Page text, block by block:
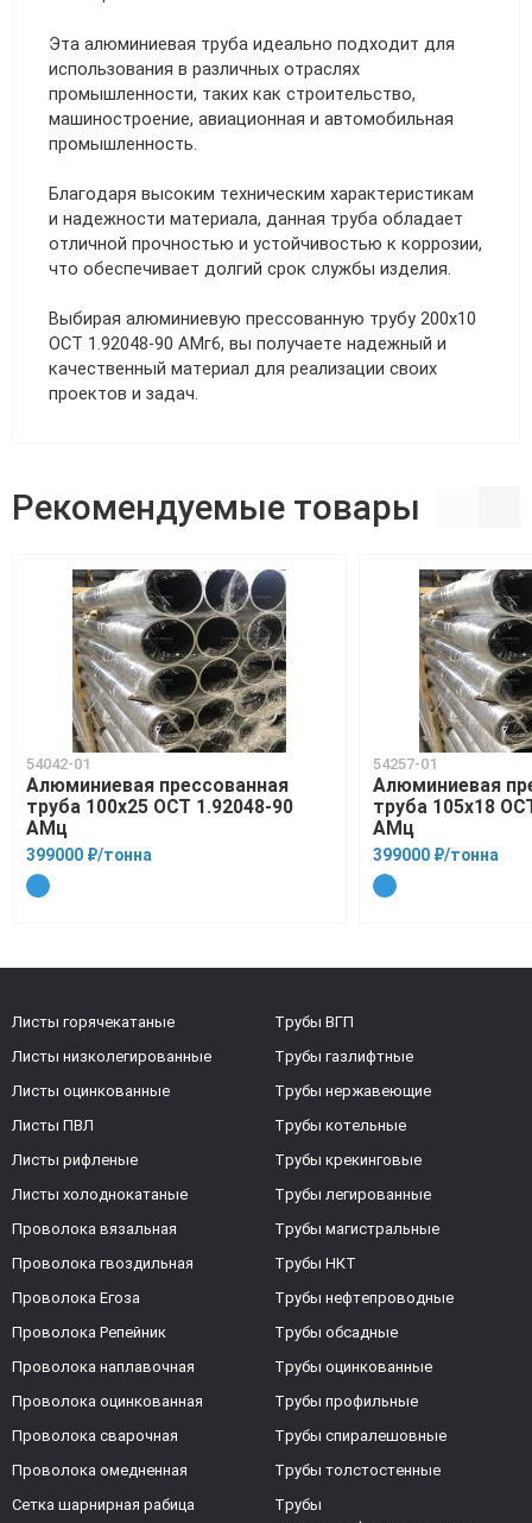
Эта алюминиевая труба идеально подходит для
использования в различных отраслях
промышленности, таких как строительство,
машиностроение, авиационная и автомобильная
промышленность.
Благодаря высоким техническим характеристикам
и надежности материала, данная труба обладает
отличной прочностью и устойчивостью к коррозии,
что обеспечивает долгий срок службы изделия.
Выбирая алюминиевую прессованную трубу 200х10
ОСТ 1.92048-90 АМг6, вы получаете надежный и
качественный материал для реализации своих
проектов и задач.
Рекомендуемые товары
54042-01
Алюминиевая прессованная
труба 100х25 ОСТ 1.92048-90
АМц
399000 ₽/тонна
54257-01
Алюминиевая
труба 105х18
АМц
399000 ₽/тонна
Листы горячекатаные
Листы низколегированные
Листы оцинкованные
Листы ПВЛ
Листы рифленые
Листы холоднокатаные
Проволока вязальная
Проволока гвоздильная
Проволока Егоза
Проволока Репейник
Проволока наплавочная
Проволока оцинкованная
Проволока сварочная
Проволока омедненная
Сетка шарнирная рабица
Трубы ВГП
Трубы газлифтные
Трубы нержавеющие
Трубы котельные
Трубы крекинговые
Трубы легированные
Трубы магистральные
Трубы НКТ
Трубы нефтепроводные
Трубы обсадные
Трубы оцинкованные
Трубы профильные
Трубы спиралешовные
Трубы толстостенные
Трубы